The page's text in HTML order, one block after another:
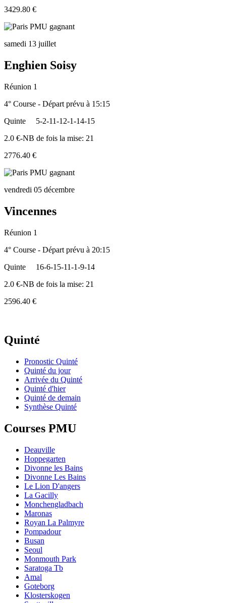
3429.80 €
samedi 13 juillet
Enghien Soisy
Réunion 1
4° Course - Départ prévu à 15:15
Quinte
5-2-11-12-1-14-15
2.0 €-NB de fois la mise: 21
2776.40 €
vendredi 05 décembre
Vincennes
Réunion 1
4° Course - Départ prévu à 20:15
Quinte
16-6-15-11-1-9-14
2.0 €-NB de fois la mise: 21
2596.40 €
Quinté
Pronostic Quinté
Quinté du jour
Arrivée du Quinté
Quinté d'hier
Quinté de demain
Synthèse Quinté
Courses PMU
Deauville
Hoppegarten
Divonne les Bains
Divonne Les Bains
Le Lion D'angers
La Gacilly
Monchengladbach
Maronas
Royan La Palmyre
Pompadour
Busan
Seoul
Monmouth Park
Saratoga Tb
Amal
Goteborg
Klosterskogen